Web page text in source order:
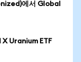
에서 Global
Uranium ETF